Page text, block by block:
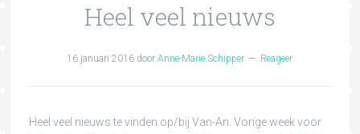
Heel veel nieuws
16 januari 2016 doorAnne-Marie Schipper Reageer
Heel veel nieuws te vinden op/bij Van-An. Vorige week voor